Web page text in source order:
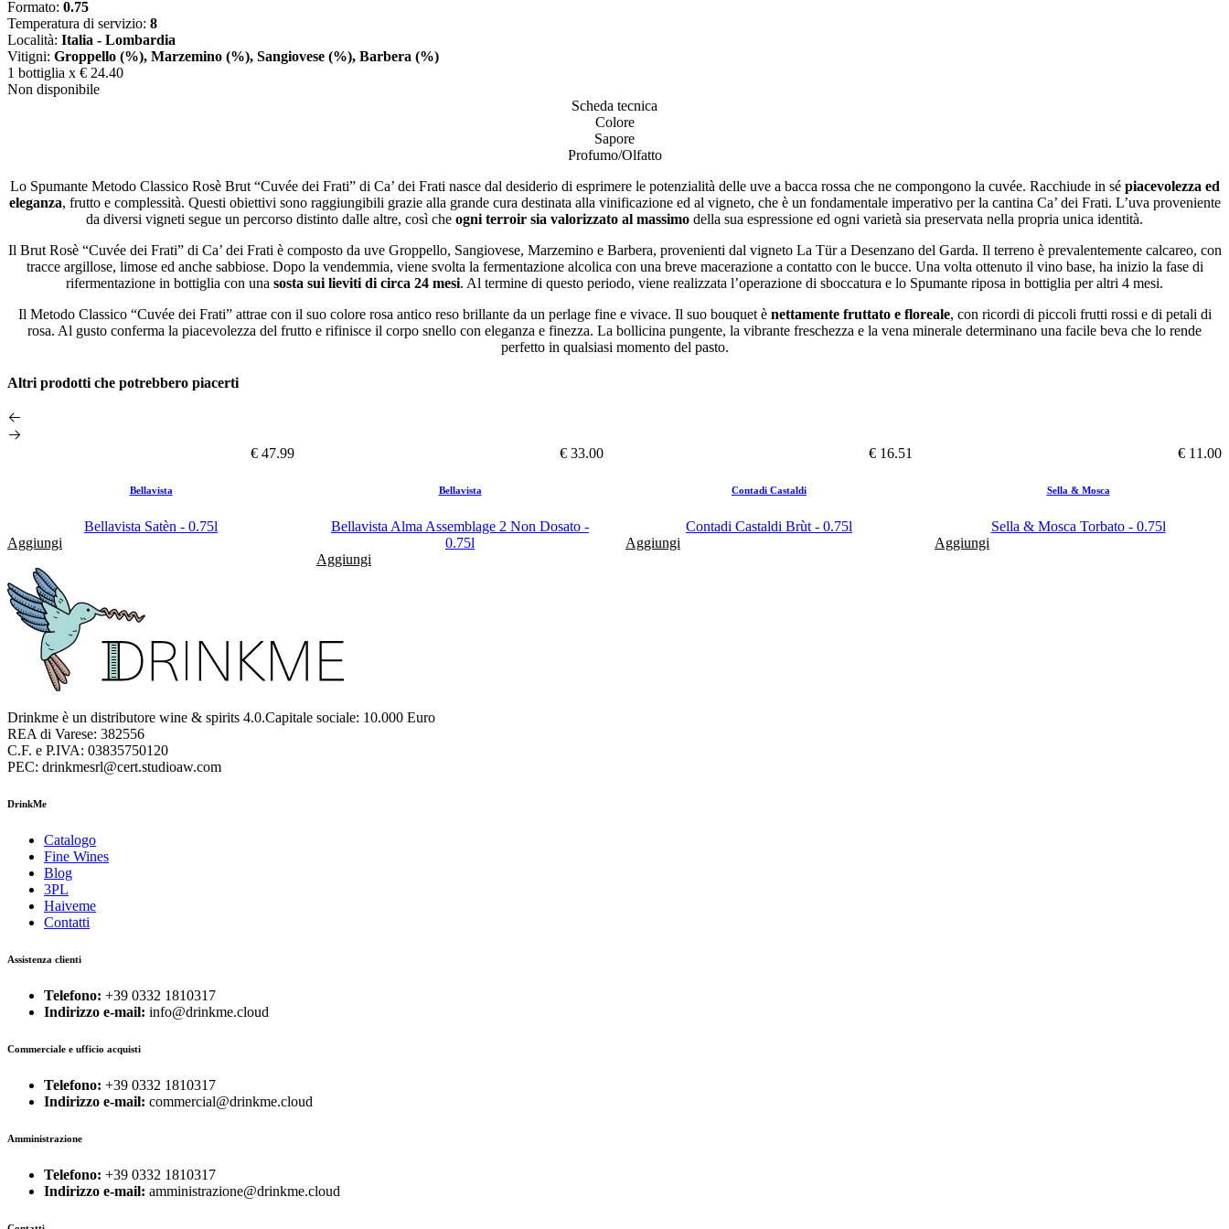
Formato: 0.75
Temperatura di servizio: 8
Località: Italia - Lombardia
Vitigni: Groppello (%), Marzemino (%), Sangiovese (%), Barbera (%)
1 bottiglia x € 24.40
Non disponibile
Scheda tecnica
Colore
Sapore
Profumo/Olfatto
Lo Spumante Metodo Classico Rosè Brut “Cuvée dei Frati” di Ca’ dei Frati nasce dal desiderio di esprimere le potenzialità delle uve a bacca rossa che ne compongono la cuvée. Racchiude in sé piacevolezza ed
eleganza, frutto e complessità. Questi obiettivi sono raggiungibili grazie alla grande cura destinata alla vinificazione ed al vigneto, che è un fondamentale imperativo per la cantina Ca’ dei Frati. L’uva proveniente
da diversi vigneti segue un percorso distinto dalle altre, così che ogni terroir sia valorizzato al massimo della sua espressione ed ogni varietà sia preservata nella propria unica identità.
Il Brut Rosè “Cuvée dei Frati” di Ca’ dei Frati è composto da uve Groppello, Sangiovese, Marzemino e Barbera, provenienti dal vigneto La Tür a Desenzano del Garda. Il terreno è prevalentemente calcareo, con
tracce argillose, limose ed anche sabbiose. Dopo la vendemmia, viene svolta la fermentazione alcolica con una breve macerazione a contatto con le bucce. Una volta ottenuto il vino base, ha inizio la fase di
rifermentazione in bottiglia con una sosta sui lieviti di circa 24 mesi. Al termine di questo periodo, viene realizzata l’operazione di sboccatura e lo Spumante riposa in bottiglia per altri 4 mesi.
Il Metodo Classico “Cuvée dei Frati” attrae con il suo colore rosa antico reso brillante da un perlage fine e vivace. Il suo bouquet è nettamente fruttato e floreale, con ricordi di piccoli frutti rossi e di petali di
rosa. Al gusto conferma la piacevolezza del frutto e rifinisce il corpo snello con eleganza e finezza. La bollicina pungente, la vibrante freschezza e la vena minerale determinano una facile beva che lo rende
perfetto in qualsiasi momento del pasto.
Altri prodotti che potrebbero piacerti
€ 47.99
Bellavista
Bellavista Satèn - 0.75l
Aggiungi
€ 33.00
Bellavista
Bellavista Alma Assemblage 2 Non Dosato -
0.75l
Aggiungi
€ 16.51
Contadi Castaldi
Contadi Castaldi Brùt - 0.75l
Aggiungi
€ 11.00
Sella & Mosca
Sella & Mosca Torbato - 0.75l
Aggiungi
Drinkme è un distributore wine & spirits 4.0.Capitale sociale: 10.000 Euro
REA di Varese: 382556
C.F. e P.IVA: 03835750120
PEC: drinkmesrl@cert.studioaw.com
DrinkMe
Catalogo
Fine Wines
Blog
3PL
Haiveme
Contatti
Assistenza clienti
Telefono: +39 0332 1810317
Indirizzo e-mail: info@drinkme.cloud
Commerciale e ufficio acquisti
Telefono: +39 0332 1810317
Indirizzo e-mail: commercial@drinkme.cloud
Amministrazione
Telefono: +39 0332 1810317
Indirizzo e-mail: amministrazione@drinkme.cloud